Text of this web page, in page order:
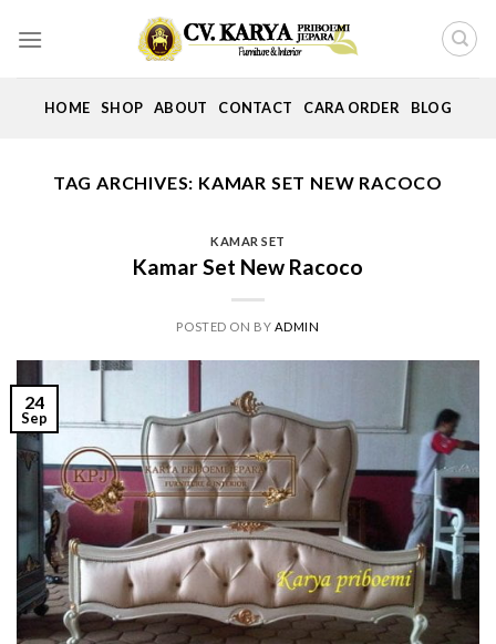
HOME SHOP ABOUT CONTACT CARA ORDER BLOG
TAG ARCHIVES: KAMAR SET NEW RACOCO
KAMAR SET
Kamar Set New Racoco
POSTED ON BY ADMIN
24
Sep